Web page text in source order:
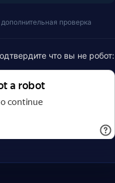
проверка
что вы не робот: